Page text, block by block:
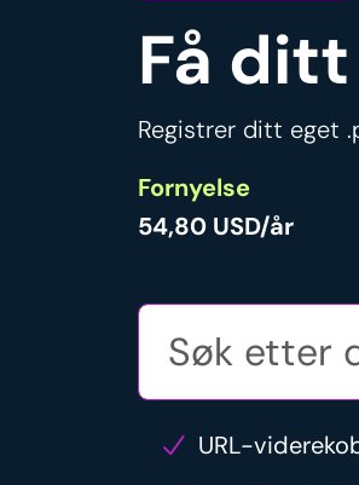
Få
Registrer ditt eget
Fornyelse
54,80 USD/år
URL-